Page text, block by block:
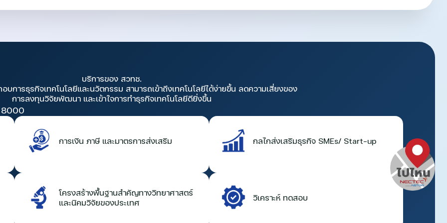
บริการของ สวทช.
การธุรกิจเทคโนโลยีและนวัตกรรม สามารถเข้าถึงเทคโนโลยีได้ง่ายขึ้น ลดความเสี่ยงของ
การลงทุนวิจัยพัฒนา และเข้าใจการทำธุรกิจเทคโนโลยีดียิ่งขึ้น
การเงิน ภาษี และมาตรการส่งเสริม กลไกส่งเสริมธุรกิจ SMEs/ Start-up
โครงสร้างพื้นฐานสำคัญทางวิทยาศาสตร์
และนิคมวิจัยของประเทศ
วิเคราะห์ ทดสอบ